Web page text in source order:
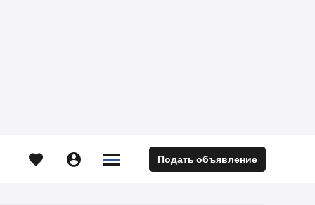
  

 Подать объявление